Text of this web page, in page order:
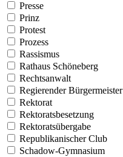
Presse
Prinz
Protest
Prozess
Rassismus
Rathaus Schöneberg
Rechtsanwalt
Regierender Bürgermeister
Rektorat
Rektoratsbesetzung
Rektoratsübergabe
Republikanischer Club
Schadow-Gymnasium